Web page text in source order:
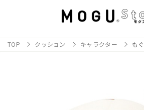
TOP クッション キャラクター も